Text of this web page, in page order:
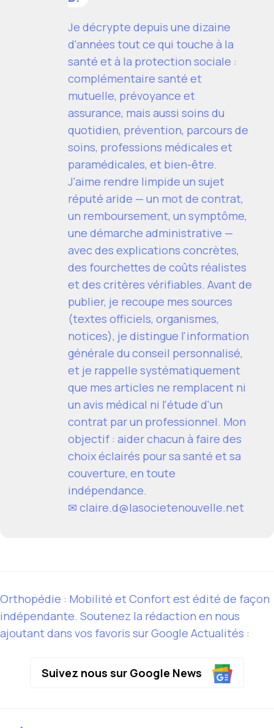
Je décrypte depuis une dizaine
d'années tout ce qui touche à la
santé et à la protection sociale :
complémentaire santé et
mutuelle, prévoyance et
assurance, mais aussi soins du
quotidien, prévention, parcours de
soins, professions médicales et
paramédicales, et bien-être.
J'aime rendre limpide un sujet
réputé aride — un mot de contrat,
un remboursement, un symptôme,
une démarche administrative —
avec des explications concrètes,
des fourchettes de coûts réalistes
et des critères vérifiables. Avant de
publier, je recoupe mes sources
(textes officiels, organismes,
notices), je distingue l'information
générale du conseil personnalisé,
et je rappelle systématiquement
que mes articles ne remplacent ni
un avis médical ni l'étude d'un
contrat par un professionnel. Mon
objectif : aider chacun à faire des
choix éclairés pour sa santé et sa
couverture, en toute
indépendance.
✉ claire.d@lasocietenouvelle.net
Orthopédie : Mobilité et Confort est édité de façon
indépendante. Soutenez la rédaction en nous
ajoutant dans vos favoris sur Google Actualités :
Suivez nous sur Google News